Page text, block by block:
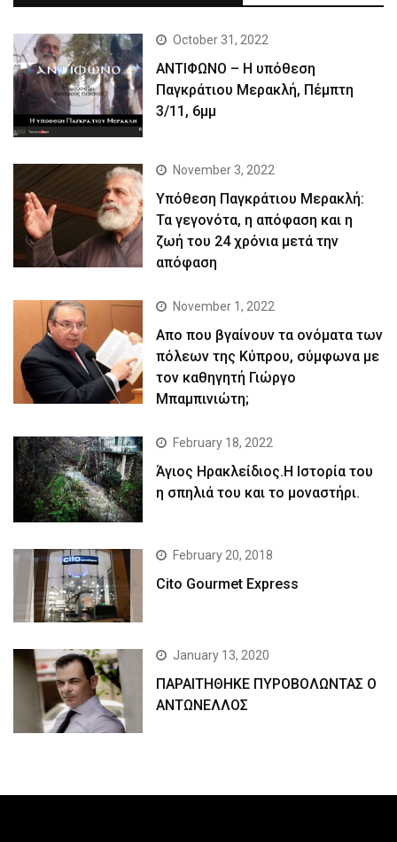
October 31, 2022
ΑΝΤΙΦΩΝΟ – Η υπόθεση
Παγκράτιου Μερακλή, Πέμπτη
3/11, 6μμ
November 3, 2022
Yπόθεση Παγκράτιου Μερακλή:
Τα γεγονότα, η απόφαση και η
ζωή του 24 χρόνια μετά την
απόφαση
November 1, 2022
Απο που βγαίνουν τα ονόματα των
πόλεων της Κύπρου, σύμφωνα με
τον καθηγητή Γιώργο
Μπαμπινιώτη;
February 18, 2022
Άγιος Ηρακλείδιος.Η Ιστορία του
η σπηλιά του και το μοναστήρι.
February 20, 2018
Cito Gourmet Express
January 13, 2020
ΠΑΡΑΙΤΗΘΗΚΕ ΠΥΡΟΒΟΛΩΝΤΑΣ Ο
ΑΝΤΩΝΕΛΛΟΣ